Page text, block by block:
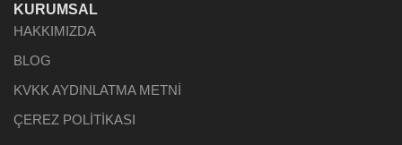
KURUMSAL
HAKKIMIZDA
BLOG
KVKK AYDINLATMA METNİ
ÇEREZ POLİTİKASI